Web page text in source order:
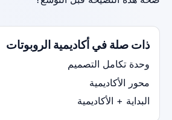
ذات صلة في أكاديمية الروبوتات
وحدة تكامل التصميم
محور الأكاديمية
البداية + الأكاديمية